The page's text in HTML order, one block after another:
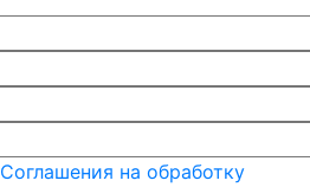
Соглашения на обработку